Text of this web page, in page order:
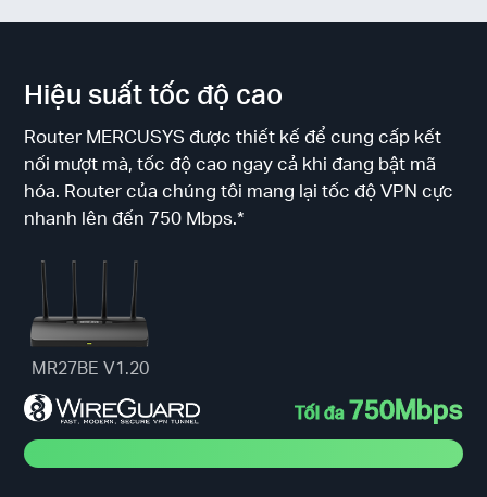
Hiệu suất tốc độ cao
Router MERCUSYS được thiết kế để cung cấp kết
nối mượt mà, tốc độ cao ngay cả khi đang bật mã
hóa. Router của chúng tôi mang lại tốc độ VPN cực
nhanh lên đến 750 Mbps.*
MR27BE V1.20
Tối đa 750Mbps